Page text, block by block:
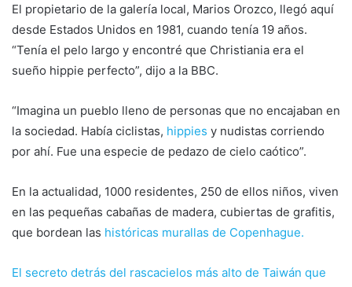
El propietario de la galería local, Marios Orozco, llegó aquí
desde Estados Unidos en 1981, cuando tenía 19 años.
“Tenía el pelo largo y encontré que Christiania era el
sueño hippie perfecto”, dijo a la BBC.
“Imagina un pueblo lleno de personas que no encajaban en
la sociedad. Había ciclistas, hippies y nudistas corriendo
por ahí. Fue una especie de pedazo de cielo caótico”.
En la actualidad, 1000 residentes, 250 de ellos niños, viven
en las pequeñas cabañas de madera, cubiertas de grafitis,
que bordean las históricas murallas de Copenhague.
El secreto detrás del rascacielos más alto de Taiwán que